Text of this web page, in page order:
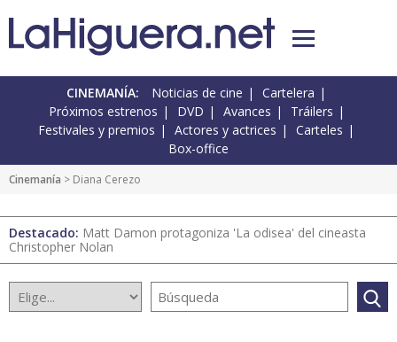
CINEMANÍA: Noticias de cine
Cartelera
Próximos estrenos
DVD Avances
Tráilers
Festivales y premios
Actores y actrices
Carteles
Box-office
Cinemanía > Diana Cerezo
Destacado: Matt Damon protagoniza 'La odisea' del cineasta
Christopher Nolan